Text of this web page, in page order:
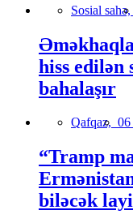
Sosial sahə,
hiss edilən
bahalaşır
Qafqaz, 06
“Tramp
biləcək